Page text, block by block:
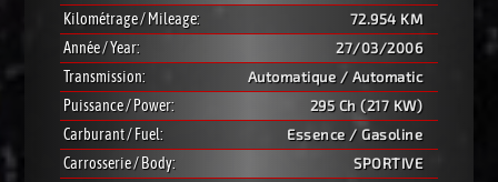
Kilométrage / Mileage:
72.954 KM
Année / Year:
27/03/2006
Transmission:
Automatique / Automatic
Puissance / Power:
295 Ch (217 KW)
Carburant / Fuel:
Essence / Gasoline
Carrosserie / Body:
SPORTIVE